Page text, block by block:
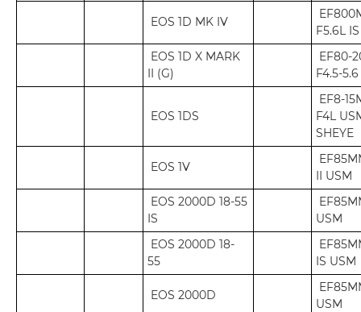
EOS 1D MK IV
F5.6L
EOS 1D X MARK
II (G)
EF80-
F4.5-
EOS 1DS
EF8-
F4L
SHEYE
EOS 1V
II USM
EOS 2000D 18-55
IS
USM
EOS 2000D 18-
55
IS USM
EOS 2000D
USM